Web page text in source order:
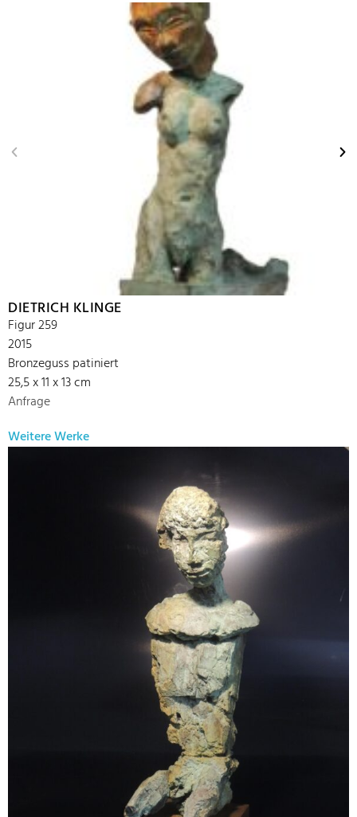
DIETRICH KLINGE
Figur 259
2015
Bronzeguss patiniert
25,5 x 11 x 13 cm
Anfrage
Weitere Werke